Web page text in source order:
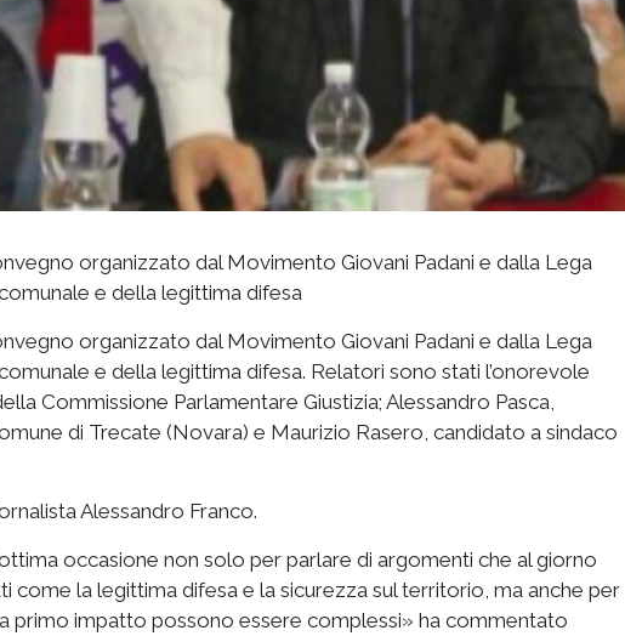
organizzato dal Movimento Giovani Padani e dalla Lega
e della legittima difesa
organizzato dal Movimento Giovani Padani e dalla Lega
e della legittima difesa. Relatori sono stati l’onorevole
Commissione Parlamentare Giustizia; Alessandro Pasca,
di Trecate (Novara) e Maurizio Rasero, candidato a sindaco
Alessandro Franco.
occasione non solo per parlare di argomenti che al giorno
come la legittima difesa e la sicurezza sul territorio, ma anche per
primo impatto possono essere complessi» ha commentato